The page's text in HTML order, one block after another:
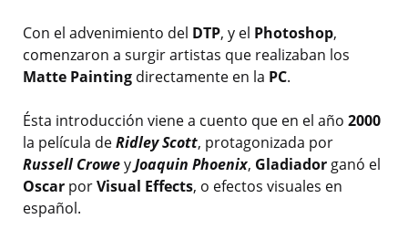
Con el advenimiento del DTP, y el Photoshop,
comenzaron a surgir artistas que realizaban los
Matte Painting directamente en la PC.
Ésta introducción viene a cuento que en el año 2000
la película deRidley Scott, protagonizada por
Russell CroweyJoaquin Phoenix, Gladiador ganó el
Oscar porVisual Effects, o efectos visuales en
español.